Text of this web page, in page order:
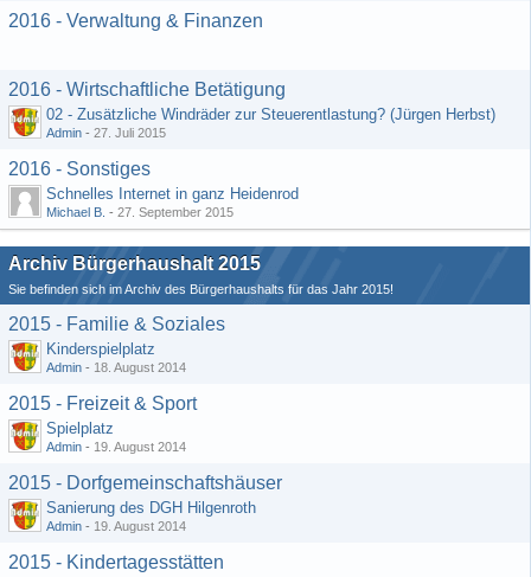
2016 - Verwaltung & Finanzen
2016 - Wirtschaftliche Betätigung
02 - Zusätzliche Windräder zur Steuerentlastung? (Jürgen Herbst)
Admin - 27. Juli 2015
2016 - Sonstiges
Schnelles Internet in ganz Heidenrod
Michael B. - 27. September 2015
Archiv Bürgerhaushalt 2015
Sie befinden sich im Archiv des Bürgerhaushalts für das Jahr 2015!
2015 - Familie & Soziales
Kinderspielplatz
Admin - 18. August 2014
2015 - Freizeit & Sport
Spielplatz
Admin - 19. August 2014
2015 - Dorfgemeinschaftshäuser
Sanierung des DGH Hilgenroth
Admin - 19. August 2014
2015 - Kindertagesstätten